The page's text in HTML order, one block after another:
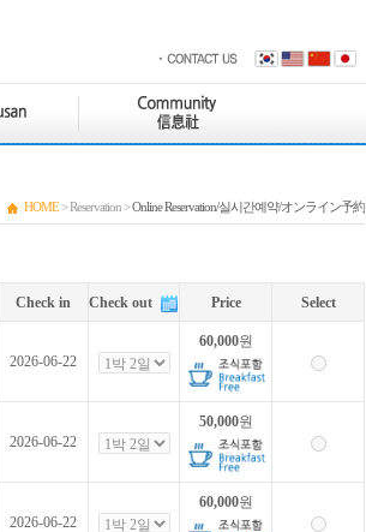
HOME> Reservation >Online Reservation/실시간예약/オンライン予約
Check in Check out Price Select
2026-06-22
60,000원
2026-06-22
50,000원
2026-06-22
60,000원